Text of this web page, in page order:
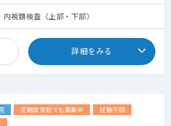
内視鏡検査（上部・下部）
詳細をみる
定期非常勤でも募集中
経験不問